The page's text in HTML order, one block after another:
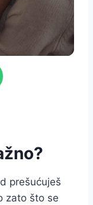
prešućuješ
zato što se